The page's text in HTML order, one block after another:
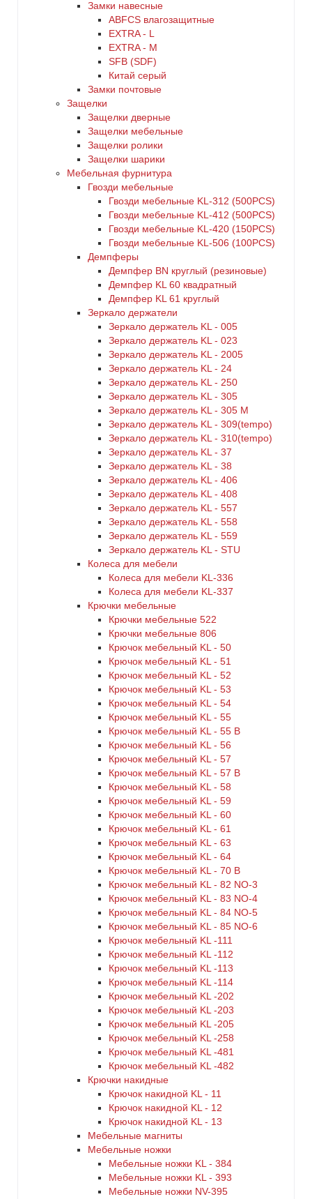
Замки навесные
ABFCS влагозащитные
EXTRA - L
EXTRA - М
SFB (SDF)
Китай серый
Замки почтовые
Защелки
Защелки дверные
Защелки мебельные
Защелки ролики
Защелки шарики
Мебельная фурнитура
Гвозди мебельные
Гвозди мебельные KL-312 (500PCS)
Гвозди мебельные KL-412 (500PCS)
Гвозди мебельные KL-420 (150PCS)
Гвозди мебельные KL-506 (100PCS)
Демпферы
Демпфер BN круглый (резиновые)
Демпфер KL 60 квадратный
Демпфер KL 61 круглый
Зеркало держатели
Зеркало держатель KL - 005
Зеркало держатель KL - 023
Зеркало держатель KL - 2005
Зеркало держатель KL - 24
Зеркало держатель KL - 250
Зеркало держатель KL - 305
Зеркало держатель KL - 305 M
Зеркало держатель KL - 309(tempo)
Зеркало держатель KL - 310(tempo)
Зеркало держатель KL - 37
Зеркало держатель KL - 38
Зеркало держатель KL - 406
Зеркало держатель KL - 408
Зеркало держатель KL - 557
Зеркало держатель KL - 558
Зеркало держатель KL - 559
Зеркало держатель KL - STU
Колеса для мебели
Колеса для мебели KL-336
Колеса для мебели KL-337
Крючки мебельные
Крючки мебельные 522
Крючки мебельные 806
Крючок мебельный KL - 50
Крючок мебельный KL - 51
Крючок мебельный KL - 52
Крючок мебельный KL - 53
Крючок мебельный KL - 54
Крючок мебельный KL - 55
Крючок мебельный KL - 55 B
Крючок мебельный KL - 56
Крючок мебельный KL - 57
Крючок мебельный KL - 57 B
Крючок мебельный KL - 58
Крючок мебельный KL - 59
Крючок мебельный KL - 60
Крючок мебельный KL - 61
Крючок мебельный KL - 63
Крючок мебельный KL - 64
Крючок мебельный KL - 70 B
Крючок мебельный KL - 82 NO-3
Крючок мебельный KL - 83 NO-4
Крючок мебельный KL - 84 NO-5
Крючок мебельный KL - 85 NO-6
Крючок мебельный KL -111
Крючок мебельный KL -112
Крючок мебельный KL -113
Крючок мебельный KL -114
Крючок мебельный KL -202
Крючок мебельный KL -203
Крючок мебельный KL -205
Крючок мебельный KL -258
Крючок мебельный KL -481
Крючок мебельный KL -482
Крючки накидные
Крючок накидной KL - 11
Крючок накидной KL - 12
Крючок накидной KL - 13
Мебельные магниты
Мебельные ножки
Мебельные ножки KL - 384
Мебельные ножки KL - 393
Мебельные ножки NV-395